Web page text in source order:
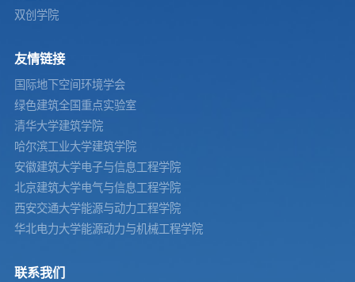
双创学院
友情链接
国际地下空间环境学会
绿色建筑全国重点实验室
清华大学建筑学院
哈尔滨工业大学建筑学院
安徽建筑大学电子与信息工程学院
北京建筑大学电气与信息工程学院
西安交通大学能源与动力工程学院
华北电力大学能源动力与机械工程学院
联系我们